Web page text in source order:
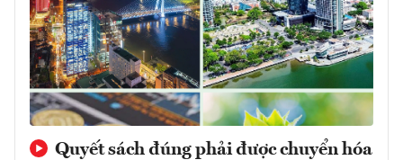
Quyết sách đúng phải được chuyển hóa